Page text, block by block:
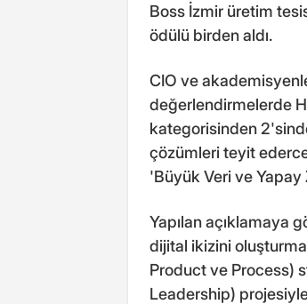
Boss İzmir üretim
ödülü birden aldı.
CIO ve
değerlendirmelerde
kategorisinden
çözümleri teyit
'Büyük Veri ve
Yapılan açıklamaya
dijital ikizini
Product ve Process)
Leadership)